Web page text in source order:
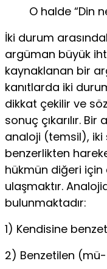
O halde “Din
İki durum
argü­man büyük
kaynaklanan bir
kanıtlarda iki
dikkat çekilir ve
so­nuç çıkarılır.
analoji (temsil), iki
benzerlikten
hükmün diğeri
ulaşmaktır.
bulunmaktadır:
1) Kendisine
2) Benzetilen